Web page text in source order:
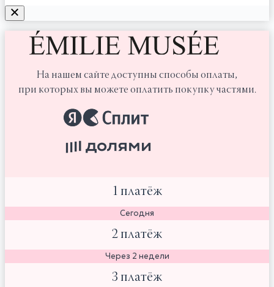
На нашем сайте доступны способы оплаты,
при которых вы можете оплатить покупку частями.
1 платёж
Сегодня
2 платёж
Через 2 недели
3 платёж